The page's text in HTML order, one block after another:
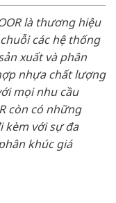
là thương hiệu
các hệ thống
xuất và phân
nhựa chất lượng
mọi nhu cầu
còn có những
kèm với sự đa
khúc giá